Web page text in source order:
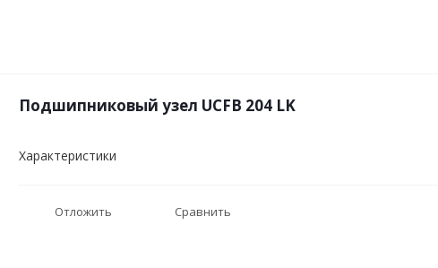
Подшипниковый узел UCFB 204 LK
Характеристики
Отложить Сравнить